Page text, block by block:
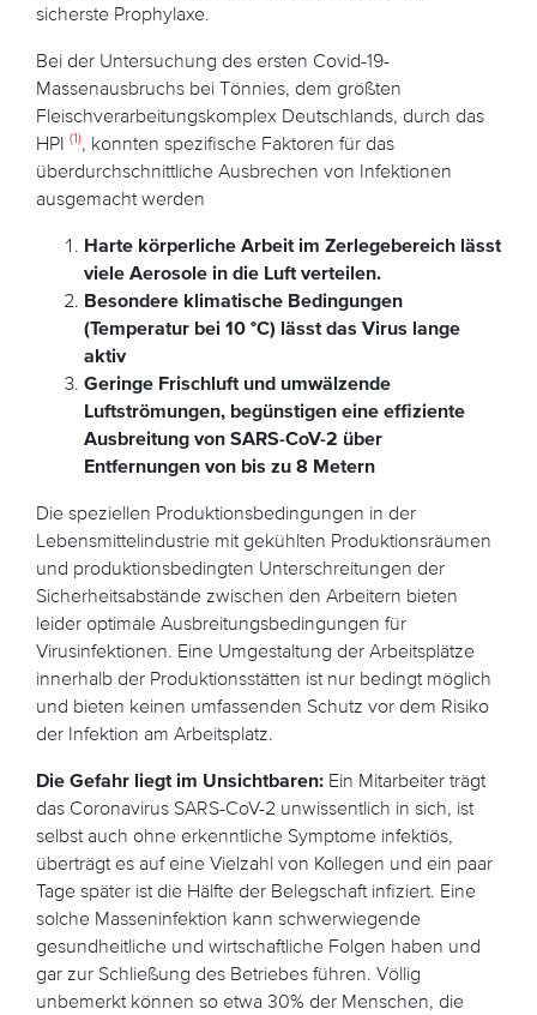
sicherste Prophylaxe.
Bei der Untersuchung des ersten Covid-19-
Massenausbruchs bei Tönnies, dem größten
Fleischverarbeitungskomplex Deutschlands, durch das
HPI (1), konnten spezifische Faktoren für das
überdurchschnittliche Ausbrechen von Infektionen
ausgemacht werden
Harte körperliche Arbeit im Zerlegebereich lässt
viele Aerosole in die Luft verteilen.
Besondere klimatische Bedingungen
(Temperatur bei 10 °C) lässt das Virus lange
aktiv
Geringe Frischluft und umwälzende
Luftströmungen, begünstigen eine effiziente
Ausbreitung von SARS-CoV-2 über
Entfernungen von bis zu 8 Metern
Die speziellen Produktionsbedingungen in der
Lebensmittelindustrie mit gekühlten Produktionsräumen
und produktionsbedingten Unterschreitungen der
Sicherheitsabstände zwischen den Arbeitern bieten
leider optimale Ausbreitungsbedingungen für
Virusinfektionen. Eine Umgestaltung der Arbeitsplätze
innerhalb der Produktionsstätten ist nur bedingt möglich
und bieten keinen umfassenden Schutz vor dem Risiko
der Infektion am Arbeitsplatz.
Die Gefahr liegt im Unsichtbaren: Ein Mitarbeiter trägt
das Coronavirus SARS-CoV-2 unwissentlich in sich, ist
selbst auch ohne erkenntliche Symptome infektiös,
überträgt es auf eine Vielzahl von Kollegen und ein paar
Tage später ist die Hälfte der Belegschaft infiziert. Eine
solche Masseninfektion kann schwerwiegende
gesundheitliche und wirtschaftliche Folgen haben und
gar zur Schließung des Betriebes führen. Völlig
unbemerkt können so etwa 30% der Menschen, die